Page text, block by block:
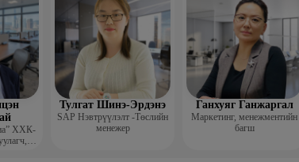
ХХК-
Тулгат Шинэ-Эрдэнэ
SAP Нэвтрүүлэлт -Төслийн
менежер
Ганхуяг Ганжаргал
Маркетинг, менежментийн
багш